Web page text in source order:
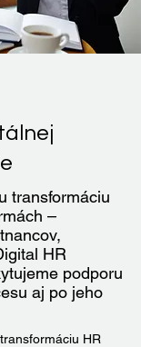
transformáciu
–
HR
podporu
aj po jeho
HR